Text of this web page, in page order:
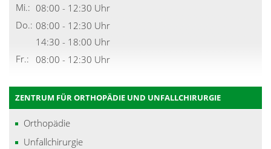
Mi.: 08:00 - 12:30 Uhr
Do.: 08:00 - 12:30 Uhr
14:30 - 18:00 Uhr
Fr.: 08:00 - 12:30 Uhr
ZENTRUM FÜR ORTHOPÄDIE UND UNFALLCHIRURGIE
Orthopädie
Unfallchirurgie